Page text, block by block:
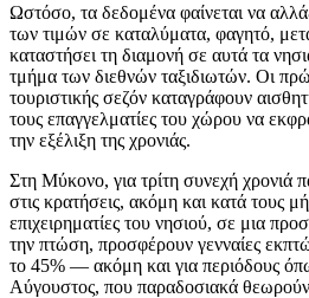
Ωστόσο, τα δεδομένα φαίνεται να
των τιμών σε καταλύματα, φαγητό,
καταστήσει τη διαμονή σε αυτά τα
τμήμα των διεθνών ταξιδιωτών. Οι
τουριστικής σεζόν καταγράφουν
τους επαγγελματίες του χώρου να
την εξέλιξη της χρονιάς.
Στη Μύκονο, για τρίτη συνεχή χρονιά
στις κρατήσεις, ακόμη και κατά τους
επιχειρηματίες του νησιού, σε μια
την πτώση, προσφέρουν γενναίες
το 45% — ακόμη και για περιόδους
Αύγουστος, που παραδοσιακά